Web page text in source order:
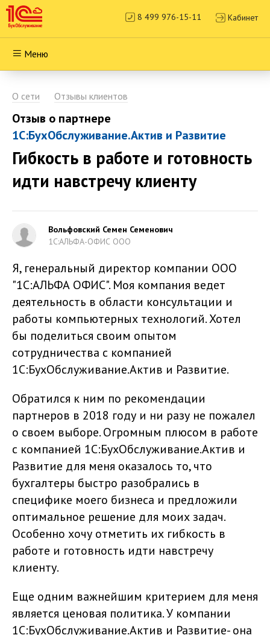
8 499 976-15-11 Кабинет
Меню
О сети Отзывы клиентов
Отзыв о партнере
1С:БухОбслуживание.Актив и Развитие
Гибкость в работе и готовность
идти навстречу клиенту
Вольфовский Семен Семенович
1С:АЛЬФА-ОФИС ООО
Я, генеральный директор компании ООО
"1С:АЛЬФА ОФИС". Моя компания ведет
деятельность в области консультации и
работы компьютерных технологий. Хотел
бы поделиться своим опытом
сотрудничества с компанией
1С:БухОбслуживание.Актив и Развитие.
Обратился к ним по рекомендации
партнеров в 2018 году и ни разу не пожалел
о своем выборе. Огромным плюсом в работе
с компанией 1С:БухОбслуживание.Актив и
Развитие для меня оказалось то, что
бухгалтеры быстро разобрались в
специфике моего бизнеса и предложили
оптимальное решение для моих задач.
Особенно хочу отметить их гибкость в
работе и готовность идти навстречу
клиенту.
Еще одним важнейшим критерием для меня
является ценовая политика. У компании
1С:БухОбслуживание.Актив и Развитие- она